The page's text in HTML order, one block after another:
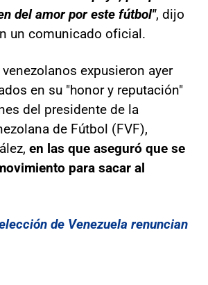
del amor por este fútbol", dijo
un comunicado oficial.
expusieron ayer
en su "honor y reputación"
del presidente de la
de Fútbol (FVF),
en las que aseguró que se
para sacar al
de Venezuela renuncian